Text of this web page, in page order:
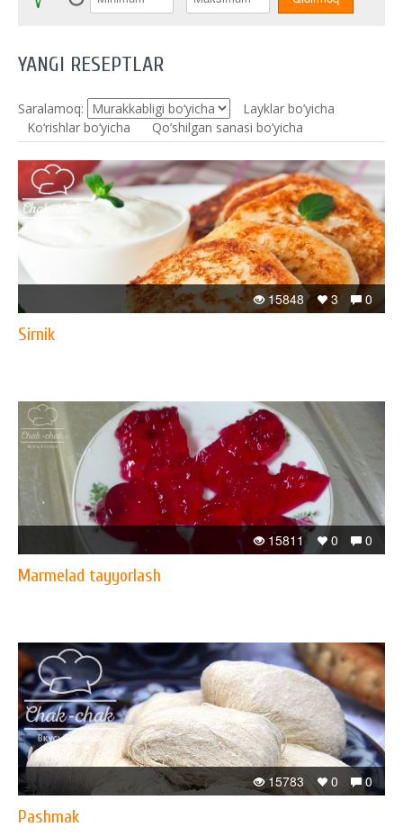
YANGI RESEPTLAR
Saralamoq:
Layklar bo’yicha
Ko‘rishlar bo‘yicha
Qo’shilgan sanasi bo’yicha
0
3
15848
Sirnik
0
0
15811
Marmelad tayyorlash
0
0
15783
Pashmak